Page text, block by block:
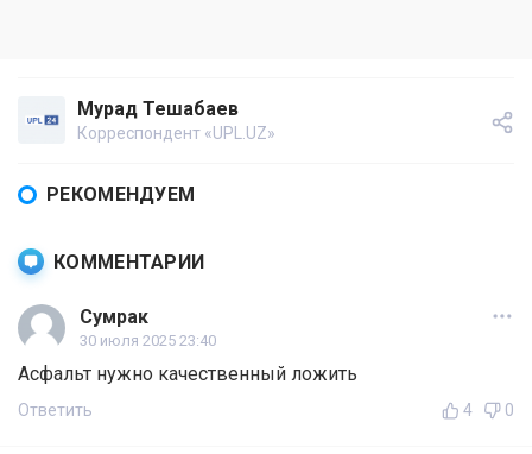
Мурад Тешабаев
Корреспондент «UPL.UZ»
РЕКОМЕНДУЕМ
КОММЕНТАРИИ
Сумрак
30 июля 2025 23:40
Асфальт нужно качественный ложить
Ответить 4 0